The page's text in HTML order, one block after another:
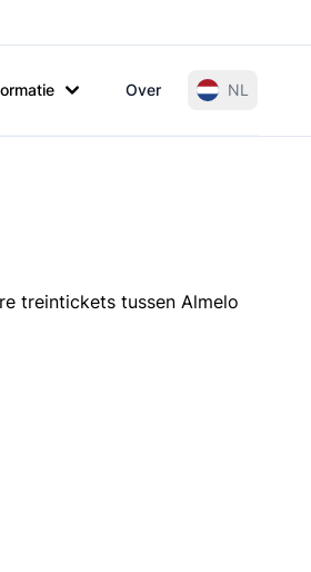
Over NL
treintickets tussen Almelo